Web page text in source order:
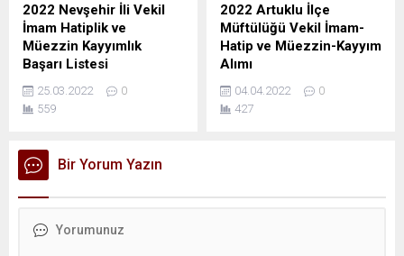
2022 Nevşehir İli Vekil
İmam Hatiplik ve
Müezzin Kayyımlık
Başarı Listesi
25.03.2022
0
559
2022 Artuklu İlçe
Müftülüğü Vekil İmam-
Hatip ve Müezzin-Kayyım
Alımı
04.04.2022
0
427
Bir Yorum Yazın